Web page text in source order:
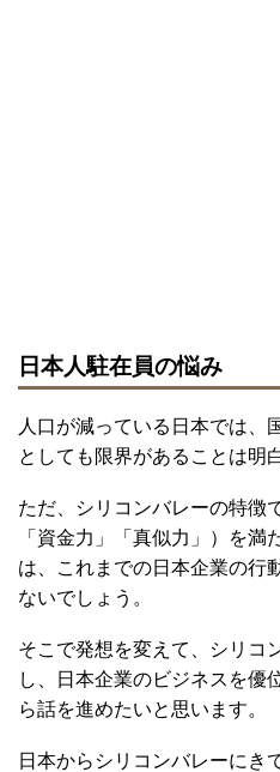
日本人駐在員の悩み
人口が減っている日本では、
としても限界があることは明
ただ、シリコンバレーの特徴
「資金力」「真似力」）を
は、これまでの日本企業の行
ないでしょう。
そこで発想を変えて、シリコ
し、日本企業のビジネスを優
ら話を進めたいと思います。
日本からシリコンバレーにき